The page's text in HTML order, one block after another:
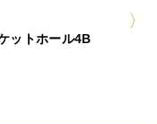
ットホール4B